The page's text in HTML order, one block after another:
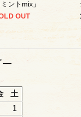
ミントmix」
OUT
土
1